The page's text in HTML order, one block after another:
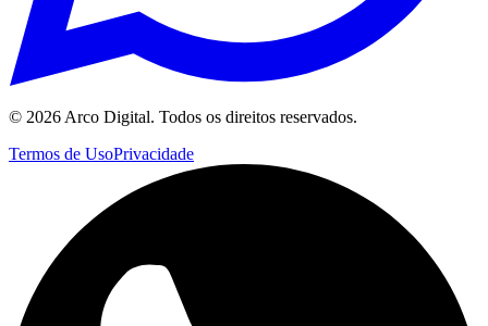
© 2026 Arco Digital. Todos os direitos reservados.
Termos de UsoPrivacidade